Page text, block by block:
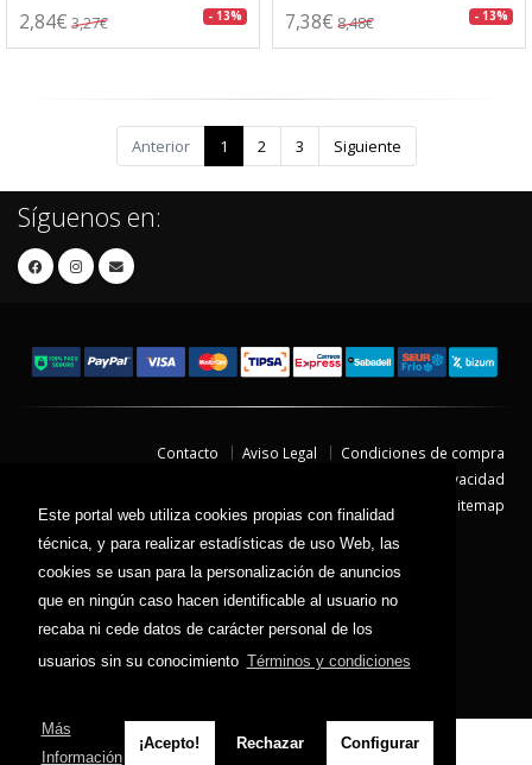
Este portal web utiliza cookies propias con finalidad
técnica, y para realizar estadísticas de uso Web, las
cookies se usan para la personalización de anuncios
que en ningún caso hacen identificable al usuario no
recaba ni cede datos de carácter personal de los
usuarios sin su conocimiento Términos y condiciones
Más
Información
¡Acepto! Rechazar Configurar
2,84€ 3,27€ - 13% 7,38€ 8,48€ - 13%
Anterior 1 2 3 Siguiente
Síguenos en:
Contacto Aviso Legal
Condiciones de compra
Política de Privacidad
Política de Cookies
Sitemap
© 2026 - Todos los derechos reservados.